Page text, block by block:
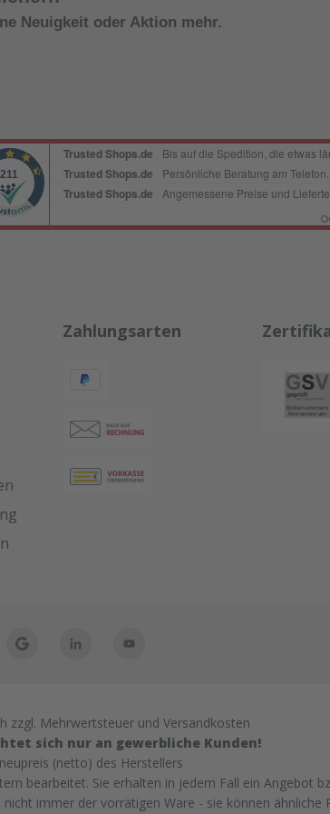
Neuigkeit oder Aktion mehr.
Zahlungsarten
zzgl. Mehrwertsteuer und Versandkosten
sich nur an gewerbliche Kunden!
(netto) des Herstellers
bearbeitet. Sie erhalten in jedem Fall ein Angebot
immer der vorrätigen Ware - sie können ähnliche